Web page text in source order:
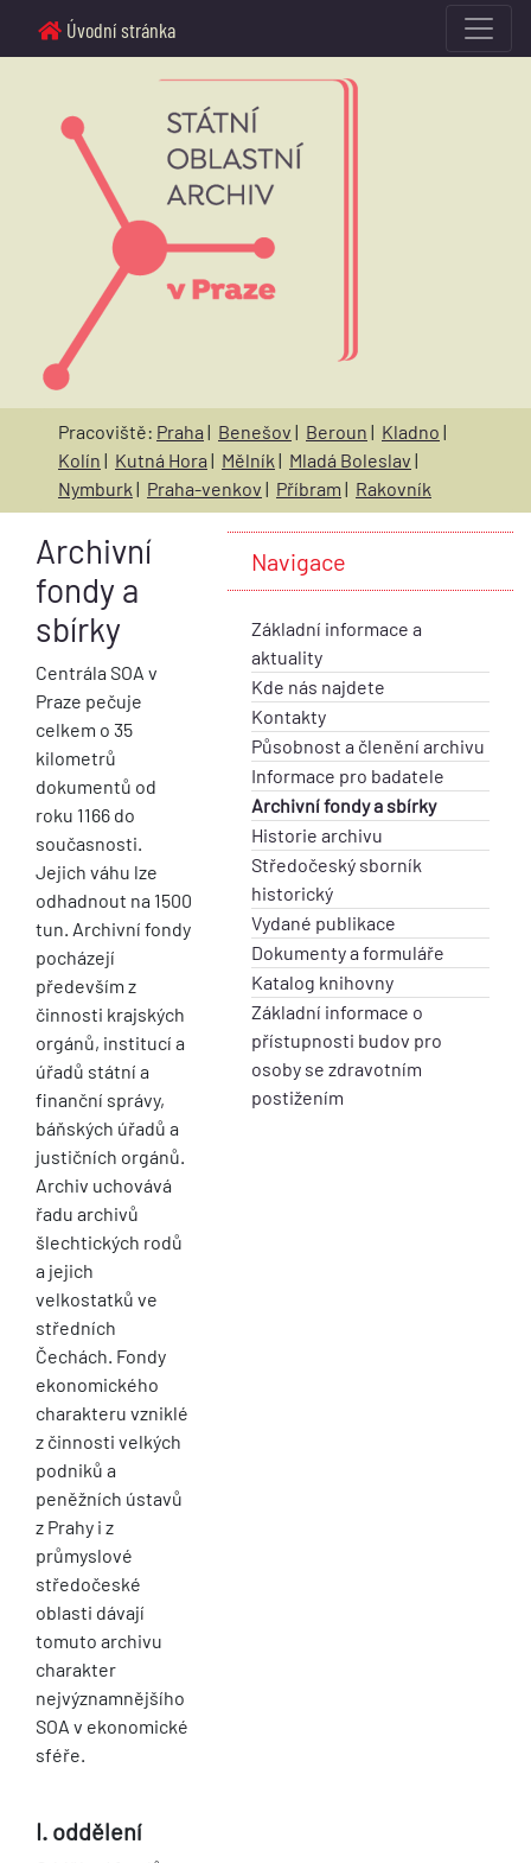
Úvodní stránka
Pracoviště: Praha | Benešov | Beroun | Kladno |
Kolín | Kutná Hora | Mělník | Mladá Boleslav |
Nymburk | Praha-venkov | Příbram | Rakovník
Archivní
fondy a
sbírky
Centrála SOA v
Praze pečuje
celkem o 35
kilometrů
dokumentů od
roku 1166 do
současnosti.
Jejich váhu lze
odhadnout na 1500
tun. Archivní fondy
pocházejí
především z
činnosti krajských
orgánů, institucí a
úřadů státní a
finanční správy,
báňských úřadů a
justičních orgánů.
Archiv uchovává
řadu archivů
šlechtických rodů
a jejich
velkostatků ve
středních
Čechách. Fondy
ekonomického
charakteru vzniklé
z činnosti velkých
podniků a
peněžních ústavů
z Prahy i z
průmyslové
středočeské
oblasti dávají
tomuto archivu
charakter
nejvýznamnějšího
SOA v ekonomické
sféře.
I. oddělení
Navigace
Základní informace a
aktuality
Kde nás najdete
Kontakty
Působnost a členění archivu
Informace pro badatele
Archivní fondy a sbírky
Historie archivu
Středočeský sborník
historický
Vydané publikace
Dokumenty a formuláře
Katalog knihovny
Základní informace o
přístupnosti budov pro
osoby se zdravotním
postižením